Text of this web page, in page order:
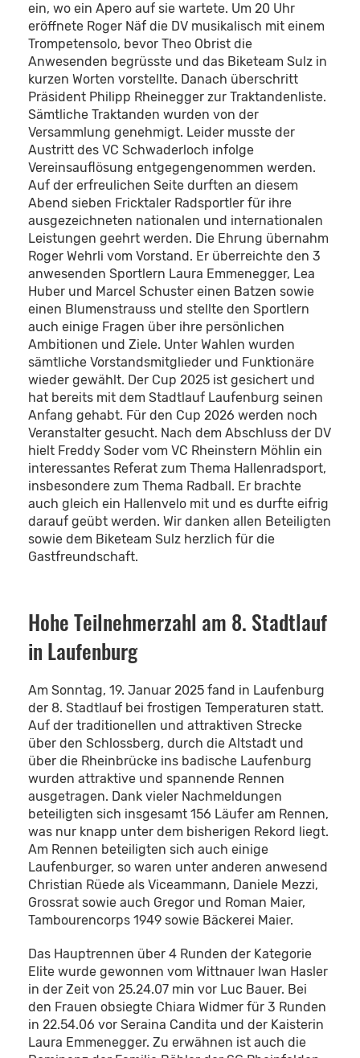
ein, wo ein Apero auf sie wartete. Um 20 Uhr
eröffnete Roger Näf die DV musikalisch mit einem
Trompetensolo, bevor Theo Obrist die
Anwesenden begrüsste und das Biketeam Sulz in
kurzen Worten vorstellte. Danach überschritt
Präsident Philipp Rheinegger zur Traktandenliste.
Sämtliche Traktanden wurden von der
Versammlung genehmigt. Leider musste der
Austritt des VC Schwaderloch infolge
Vereinsauflösung entgegengenommen werden.
Auf der erfreulichen Seite durften an diesem
Abend sieben Fricktaler Radsportler für ihre
ausgezeichneten nationalen und internationalen
Leistungen geehrt werden. Die Ehrung übernahm
Roger Wehrli vom Vorstand. Er überreichte den 3
anwesenden Sportlern Laura Emmenegger, Lea
Huber und Marcel Schuster einen Batzen sowie
einen Blumenstrauss und stellte den Sportlern
auch einige Fragen über ihre persönlichen
Ambitionen und Ziele. Unter Wahlen wurden
sämtliche Vorstandsmitglieder und Funktionäre
wieder gewählt. Der Cup 2025 ist gesichert und
hat bereits mit dem Stadtlauf Laufenburg seinen
Anfang gehabt. Für den Cup 2026 werden noch
Veranstalter gesucht. Nach dem Abschluss der DV
hielt Freddy Soder vom VC Rheinstern Möhlin ein
interessantes Referat zum Thema Hallenradsport,
insbesondere zum Thema Radball. Er brachte
auch gleich ein Hallenvelo mit und es durfte eifrig
darauf geübt werden. Wir danken allen Beteiligten
sowie dem Biketeam Sulz herzlich für die
Gastfreundschaft.
Hohe Teilnehmerzahl am 8. Stadtlauf
in Laufenburg
Am Sonntag, 19. Januar 2025 fand in Laufenburg
der 8. Stadtlauf bei frostigen Temperaturen statt.
Auf der traditionellen und attraktiven Strecke
über den Schlossberg, durch die Altstadt und
über die Rheinbrücke ins badische Laufenburg
wurden attraktive und spannende Rennen
ausgetragen. Dank vieler Nachmeldungen
beteiligten sich insgesamt 156 Läufer am Rennen,
was nur knapp unter dem bisherigen Rekord liegt.
Am Rennen beteiligten sich auch einige
Laufenburger, so waren unter anderen anwesend
Christian Rüede als Viceammann, Daniele Mezzi,
Grossrat sowie auch Gregor und Roman Maier,
Tambourencorps 1949 sowie Bäckerei Maier.
Das Hauptrennen über 4 Runden der Kategorie
Elite wurde gewonnen vom Wittnauer Iwan Hasler
in der Zeit von 25.24.07 min vor Luc Bauer. Bei
den Frauen obsiegte Chiara Widmer für 3 Runden
in 22.54.06 vor Seraina Candita und der Kaisterin
Laura Emmenegger. Zu erwähnen ist auch die